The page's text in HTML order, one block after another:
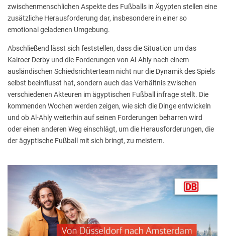
zwischenmenschlichen Aspekte des Fußballs in Ägypten stellen eine
zusätzliche Herausforderung dar, insbesondere in einer so
emotional geladenen Umgebung.
Abschließend lässt sich feststellen, dass die Situation um das
Kairoer Derby und die Forderungen von Al-Ahly nach einem
ausländischen Schiedsrichterteam nicht nur die Dynamik des Spiels
selbst beeinflusst hat, sondern auch das Verhältnis zwischen
verschiedenen Akteuren im ägyptischen Fußball infrage stellt. Die
kommenden Wochen werden zeigen, wie sich die Dinge entwickeln
und ob Al-Ahly weiterhin auf seinen Forderungen beharren wird
oder einen anderen Weg einschlägt, um die Herausforderungen, die
der ägyptische Fußball mit sich bringt, zu meistern.